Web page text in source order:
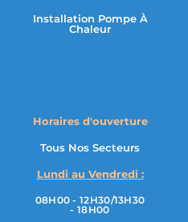
Installation Pompe À
Chaleur
Horaires d'ouverture
Tous Nos Secteurs
Lundi au Vendredi :
08H00 - 12H30/13H30
- 18H00